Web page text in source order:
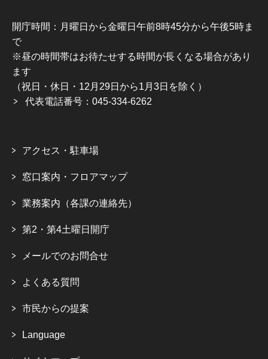
開庁時間：月曜日から金曜日午前8時45分から午後5時ま
で
※昼の時間帯はお待たせする時間が長くなる場合があり
ます
（祝日・休日・12月29日から1月3日を除く）
代表電話番号：045-334-6262
アクセス・駐車場
窓口案内・フロアマップ
業務案内（各課の連絡先）
第2・第4土曜日開庁
メールでのお問合せ
よくある質問
市民からの提案
Language